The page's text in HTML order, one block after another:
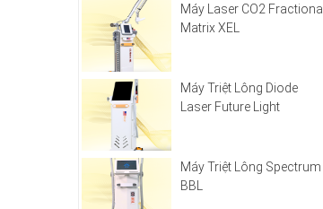
Máy Laser CO2 Fractional
Matrix XEL
Máy Triệt Lông Diode
Laser Future Light
Máy Triệt Lông Spectrum
BBL